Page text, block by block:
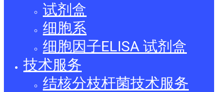
试剂盒
细胞系
细胞因子ELISA 试剂盒
技术服务
结核分枝杆菌技术服务